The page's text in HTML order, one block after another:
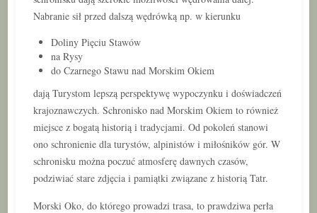
Nabranie sił przed dalszą wędrówką np. w kierunku
Doliny Pięciu Stawów
na Rysy
do Czarnego Stawu nad Morskim Okiem
dają Turystom lepszą perspektywę wypoczynku i doświadczeń
krajoznawczych. Schronisko nad Morskim Okiem to również
miejsce z bogatą historią i tradycjami. Od pokoleń stanowi
ono schronienie dla turystów, alpinistów i miłośników gór. W
schronisku można poczuć atmosferę dawnych czasów,
podziwiać stare zdjęcia i pamiątki związane z historią Tatr.
Morski Oko, do którego prowadzi trasa, to prawdziwa perła